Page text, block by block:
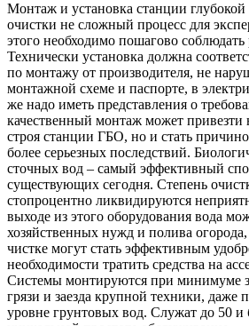
Монтаж и установка станции глубокой
очистки не сложный процесс для
этого необходимо пошагово соблюдать
Технически установка должна
по монтажу от производителя, не
монтажной схеме и паспорте, в
же надо иметь представления о
качественный монтаж может привезти
строя станции ГБО, но и стать
более серьезных последствий.
сточных вод – самый эффективный
существующих сегодня. Степень
стопроцентно ликвидируются
выходе из этого оборудования вода
хозяйственных нужд и полива
чистке могут стать эффективным
необходимости тратить средства на
Системы монтируются при минимуме
грязи и заезда крупной техники, даже
уровне грунтовых вод. Служат до 50 и